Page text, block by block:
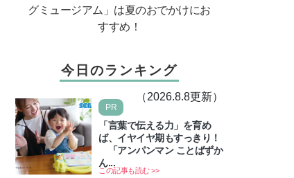
グミュージアム」は夏のおでかけにお
すすめ！
今日のランキング
（2026.8.8更新）
PR
「言葉で伝える力」を育め
ば、イヤイヤ期もすっきり！
「アンパンマン ことばずか
ん...
この記事も読む >>